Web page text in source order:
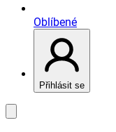
Oblíbené
Přihlásit se